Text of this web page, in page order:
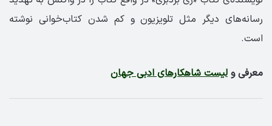
رسانه‌های دیگر مثل تلویزیون و کم شدن کتاب‌خوانی نوشته
است.
معرفی و لیست شاهکارهای ادبی جهان